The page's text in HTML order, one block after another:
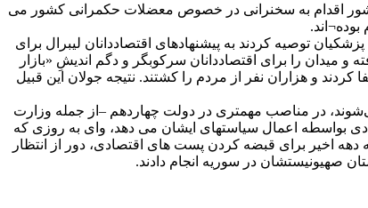
کشور اقدام به سخنرانی در خصوص معضلات حکمرانی کشور می
توصیه کردند به پیشنهادهای اقتصاددانان لیبرال برای
را برای اقتصاددانان سرکوبگر و دگم اندیشِ «بازار
و هزاران نفر از مردم را کشتند. نتیجه جولان این قبیل
در مناصب مهمتری در دولت چهاردهم –از جمله وزارت
بواسطه اعمال سیاستهای ایشان می دهد، وای به روزی که
دهه اخیر برای قبضه کردن پست های اقتصادی، دور از انتظار
صهیونیستشان در سوریه انجام دادند.